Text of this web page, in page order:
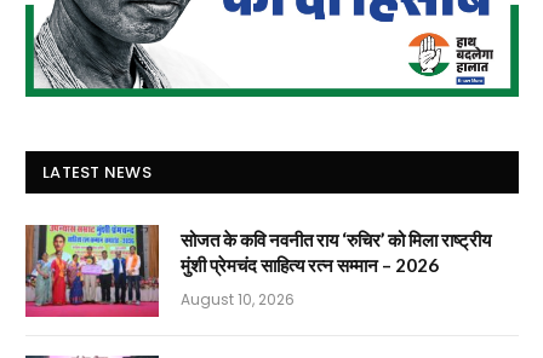
LATEST NEWS
सोजत के कवि नवनीत राय ‘रुचिर’ को मिला राष्ट्रीय
मुंशी प्रेमचंद साहित्य रत्न सम्मान – 2026
August 10, 2026